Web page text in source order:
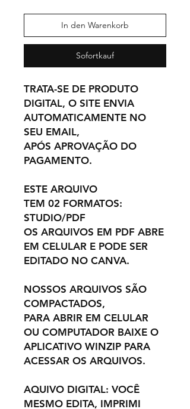
In den Warenkorb
Sofortkauf
TRATA-SE DE PRODUTO
DIGITAL, O SITE ENVIA
AUTOMATICAMENTE NO
SEU EMAIL,
APÓS APROVAÇÃO DO
PAGAMENTO.
ESTE ARQUIVO
TEM 02 FORMATOS:
STUDIO/PDF
OS ARQUIVOS EM PDF ABRE
EM CELULAR E PODE SER
EDITADO NO CANVA.
NOSSOS ARQUIVOS SÃO
COMPACTADOS,
PARA ABRIR EM CELULAR
OU COMPUTADOR BAIXE O
APLICATIVO WINZIP PARA
ACESSAR OS ARQUIVOS.
AQUIVO DIGITAL: VOCÊ
MESMO EDITA, IMPRIMI